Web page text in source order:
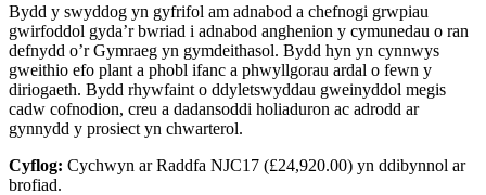
Bydd y swyddog yn gyfrifol am adnabod a chefnogi grwpiau
gwirfoddol gyda’r bwriad i adnabod anghenion y cymunedau o ran
defnydd o’r Gymraeg yn gymdeithasol. Bydd hyn yn cynnwys
gweithio efo plant a phobl ifanc a phwyllgorau ardal o fewn y
diriogaeth. Bydd rhywfaint o ddyletswyddau gweinyddol megis
cadw cofnodion, creu a dadansoddi holiaduron ac adrodd ar
gynnydd y prosiect yn chwarterol.
Cyflog: Cychwyn ar Raddfa NJC17 (£24,920.00) yn ddibynnol ar
brofiad.